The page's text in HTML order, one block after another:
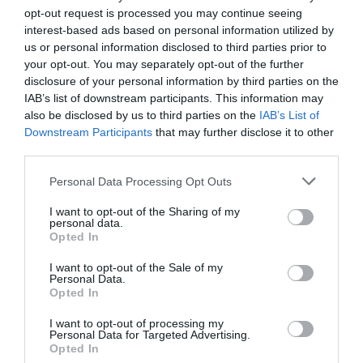
opt-out request is processed you may continue seeing
interest-based ads based on personal information utilized by
us or personal information disclosed to third parties prior to
your opt-out. You may separately opt-out of the further
disclosure of your personal information by third parties on the
IAB’s list of downstream participants. This information may
also be disclosed by us to third parties on the IAB’s List of
Downstream Participants that may further disclose it to other
Please note that this website/app uses one or more Google
not limited to your visit or usage behaviour. You may click to
grant or deny consent to Google and its third-party tags to
use your data for below specified purposes in below Google
consent section.
Personal Data Processing Opt Outs
I want to opt-out of the Sharing of my
personal data.
Opted In
I want to opt-out of the Sale of my
Personal Data.
Opted In
I want to opt-out of processing my
Personal Data for Targeted Advertising.
Opted In
az új technológiák magabiztos használata, a
folyamatos multitasking és a kreatív pénzkereseti
lehetőségek megteremtése. Sokszor úgy tűnik,
hogy velük szemben esélyünk sincs, hiszen olyan
készségeik vannak, amelyek nekünk csak kemény
munka és erőfeszítés árán válnak elérhetővé.
elviselhetetlen nyomás satuként fogja
közre az Y generációt: az idősebbek által
felállított mérce és az utánunk jövők
tempója között könnyen válik állandó
kísérővé a bizonytalanság és a szorongás.
Az Y generáció magában hordoz értékeket a
régi világból, miközben egy értékek nélküli